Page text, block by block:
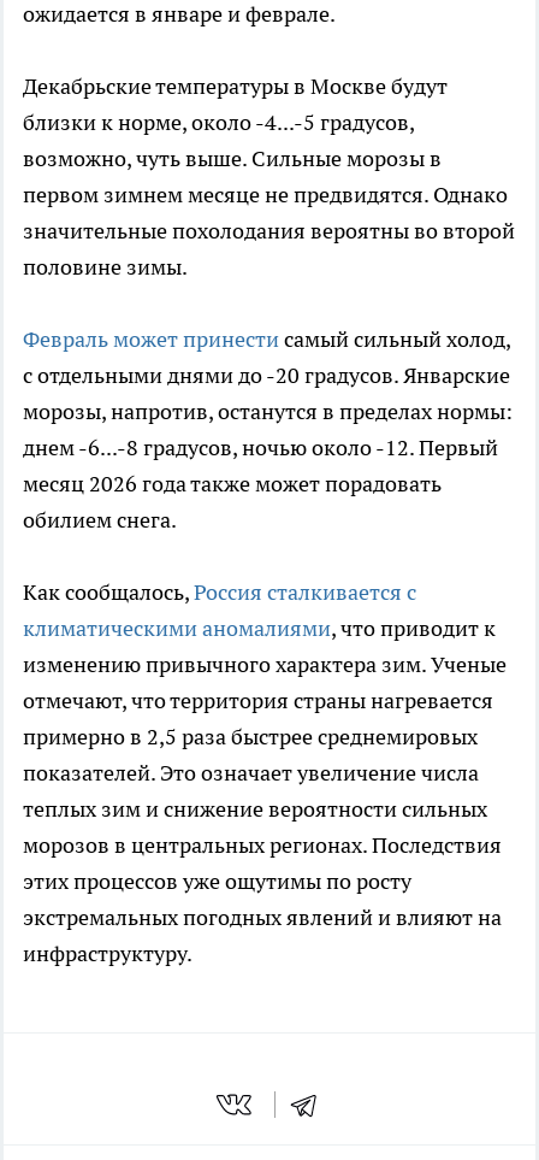
ожидается в январе и феврале.
Декабрьские температуры в Москве будут
близки к норме, около -4...-5 градусов,
возможно, чуть выше. Сильные морозы в
первом зимнем месяце не предвидятся. Однако
значительные похолодания вероятны во второй
половине зимы.
Февраль может принестисамый сильный холод,
с отдельными днями до -20 градусов. Январские
морозы, напротив, останутся в пределах нормы:
днем -6...-8 градусов, ночью около -12. Первый
месяц 2026 года также может порадовать
обилием снега.
Как сообщалось,Россия сталкивается с
климатическими аномалиями, что приводит к
изменению привычного характера зим. Ученые
отмечают, что территория страны нагревается
примерно в 2,5 раза быстрее среднемировых
показателей. Это означает увеличение числа
теплых зим и снижение вероятности сильных
морозов в центральных регионах. Последствия
этих процессов уже ощутимы по росту
экстремальных погодных явлений и влияют на
инфраструктуру.